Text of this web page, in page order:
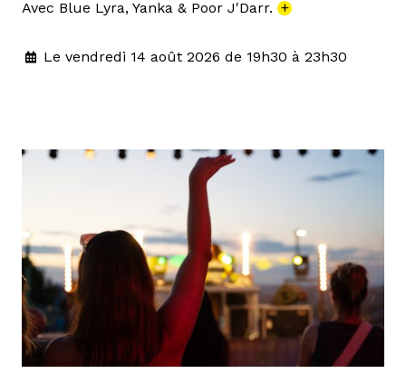
Avec Blue Lyra, Yanka & Poor J'Darr. +
Le vendredi 14 août 2026 de 19h30 à 23h30